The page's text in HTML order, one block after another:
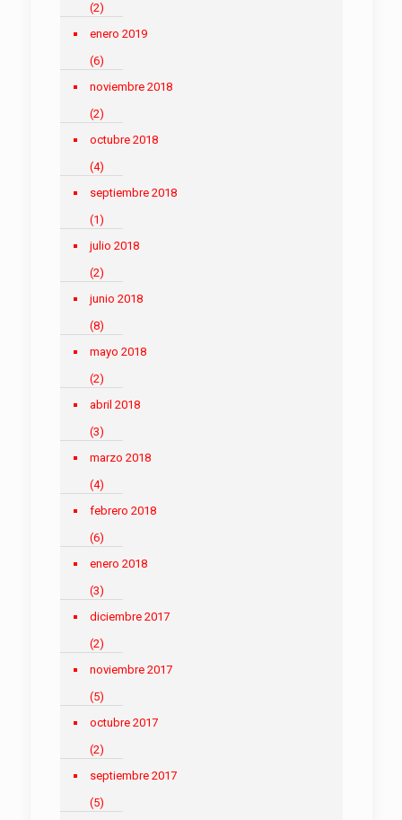
(2)
enero 2019
(6)
noviembre 2018
(2)
octubre 2018
(4)
septiembre 2018
(1)
julio 2018
(2)
junio 2018
(8)
mayo 2018
(2)
abril 2018
(3)
marzo 2018
(4)
febrero 2018
(6)
enero 2018
(3)
diciembre 2017
(2)
noviembre 2017
(5)
octubre 2017
(2)
septiembre 2017
(5)